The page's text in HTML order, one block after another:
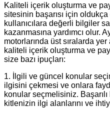
Kaliteli içerik oluşturma ve
sitesinin başarısı için
kullanıcılara değerli bilgiler
kazanmasına yardımcı olur.
motorlarında üst sıralarda yer
kaliteli içerik oluşturma ve
size bazı ipuçları:
1. İlgili ve güncel konular
ilgisini çekmesi ve onlara
konular seçmelisiniz.
kitlenizin ilgi alanlarını ve